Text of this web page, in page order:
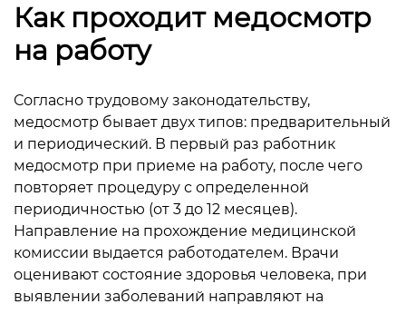
Как проходит медосмотр
на работу
Согласно трудовому законодательству,
медосмотр бывает двух типов: предварительный
и периодический. В первый раз работник
медосмотр при приеме на работу, после чего
повторяет процедуру с определенной
периодичностью (от 3 до 12 месяцев).
Направление на прохождение медицинской
комиссии выдается работодателем. Врачи
оценивают состояние здоровья человека, при
выявлении заболеваний направляют на